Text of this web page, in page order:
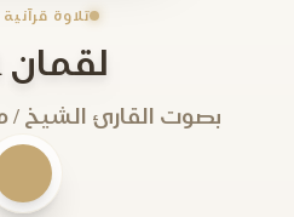
تلاوة
لقمان 1-33
بصوت القارئ الشيخ